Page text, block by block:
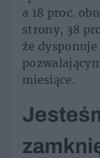
a 18 proc.
strony, 38
że
miesiące.